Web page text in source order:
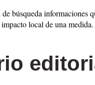
búsqueda
local de una